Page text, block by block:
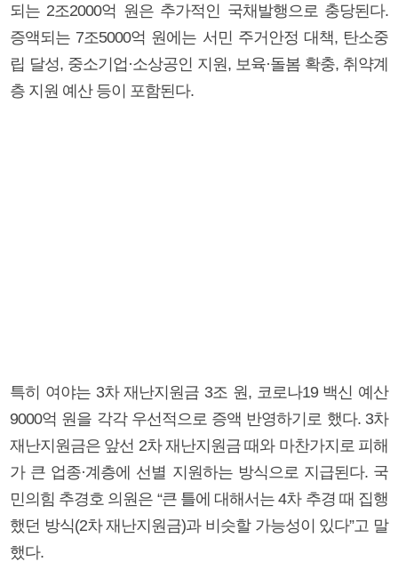
되는 2조2000억 원은 추가적인 국채발행으로 충당된다.
증액되는 7조5000억 원에는 서민 주거안정 대책, 탄소중
립 달성, 중소기업·소상공인 지원, 보육·돌봄 확충, 취약계
층 지원 예산 등이 포함된다.
특히 여야는 3차 재난지원금 3조 원, 코로나19 백신 예산
9000억 원을 각각 우선적으로 증액 반영하기로 했다. 3차
재난지원금은 앞선 2차 재난지원금 때와 마찬가지로 피해
가 큰 업종·계층에 선별 지원하는 방식으로 지급된다. 국
민의힘 추경호 의원은 “큰 틀에 대해서는 4차 추경 때 집행
했던 방식(2차 재난지원금)과 비슷할 가능성이 있다”고 말
했다.